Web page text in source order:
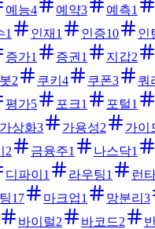
예능4 예약3 예측1
1 인재 1 인증10 인
증가1 증권 1 지갑2
2 쿠키 4 쿠폰3 쿼
평가5 포크1 포털1
가상화3 가용성2 가이
2 금융주1 나스닥1
디파이 1 라우팅1 런
17 마크업1 망분리 3
바이럴2 바코드2